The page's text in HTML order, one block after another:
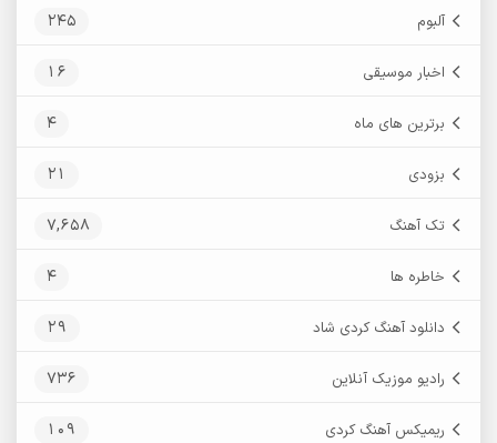
آلبوم 245
اخبار موسیقی 16
برترین های ماه 4
بزودی 21
تک آهنگ 7,658
خاطره ها 4
دانلود آهنگ کردی شاد 29
رادیو موزیک آنلاین 736
ریمیکس آهنگ کردی 109